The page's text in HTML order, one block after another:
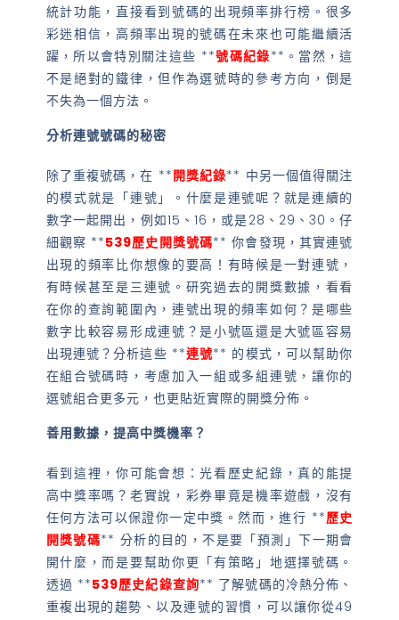
統計功能，直接看到號碼的出現頻率排行榜。很多
彩迷相信，高頻率出現的號碼在未來也可能繼續活
躍，所以會特別關注這些 **號碼紀錄**。當然，這
不是絕對的鐵律，但作為選號時的參考方向，倒是
不失為一個方法。
分析連號號碼的秘密
除了重複號碼，在 **開獎紀錄** 中另一個值得關注
的模式就是「連號」。什麼是連號呢？就是連續的
數字一起開出，例如15、16，或是28、29、30。仔
細觀察 **539歷史開獎號碼** 你會發現，其實連號
出現的頻率比你想像的要高！有時候是一對連號，
有時候甚至是三連號。研究過去的開獎數據，看看
在你的查詢範圍內，連號出現的頻率如何？是哪些
數字比較容易形成連號？是小號區還是大號區容易
出現連號？分析這些 **連號** 的模式，可以幫助你
在組合號碼時，考慮加入一組或多組連號，讓你的
選號組合更多元，也更貼近實際的開獎分佈。
善用數據，提高中獎機率？
看到這裡，你可能會想：光看歷史紀錄，真的能提
高中獎率嗎？老實說，彩券畢竟是機率遊戲，沒有
任何方法可以保證你一定中獎。然而，進行 **歷史
開獎號碼** 分析的目的，不是要「預測」下一期會
開什麼，而是要幫助你更「有策略」地選擇號碼。
透過 **539歷史紀錄查詢** 了解號碼的冷熱分佈、
重複出現的趨勢、以及連號的習慣，可以讓你從49